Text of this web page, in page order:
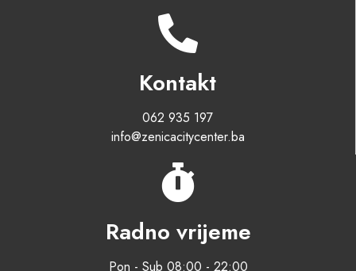
Kontakt
062 935 197
info@zenicacitycenter.ba
Radno vrijeme
Pon - Sub 08:00 - 22:00